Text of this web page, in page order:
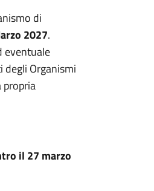
di
2027.
eventuale
degli Organismi
propria
il 27 marzo